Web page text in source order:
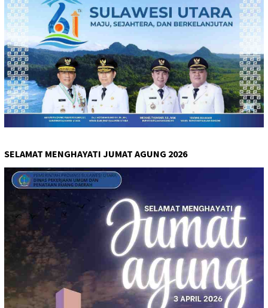
SELAMAT MENGHAYATI JUMAT AGUNG 2026